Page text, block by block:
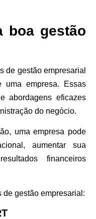
boa gestão
de gestão empresarial
empresa. Essas
abordagens eficazes
do negócio.
uma empresa pode
aumentar sua
financeiros
de gestão empresarial: